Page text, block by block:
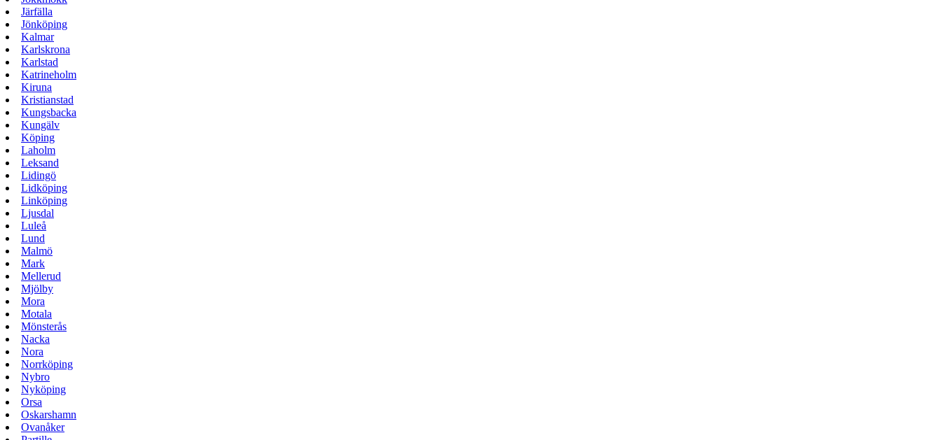
Järfälla
Jönköping
Kalmar
Karlskrona
Karlstad
Katrineholm
Kiruna
Kristianstad
Kungsbacka
Kungälv
Köping
Laholm
Leksand
Lidingö
Lidköping
Linköping
Ljusdal
Luleå
Lund
Malmö
Mark
Mellerud
Mjölby
Mora
Motala
Mönsterås
Nacka
Nora
Norrköping
Nybro
Nyköping
Orsa
Oskarshamn
Ovanåker